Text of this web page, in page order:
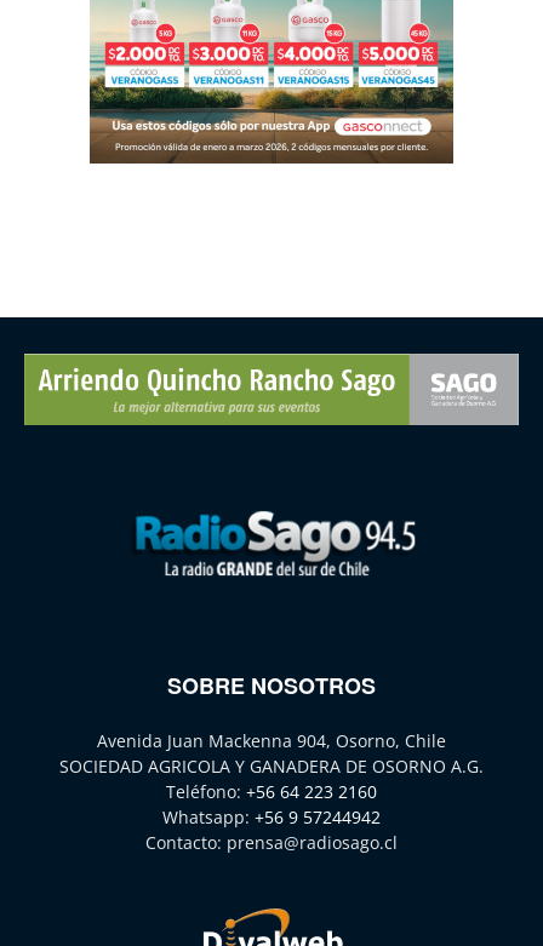
SOBRE NOSOTROS
Avenida Juan Mackenna 904, Osorno, Chile
SOCIEDAD AGRICOLA Y GANADERA DE OSORNO A.G.
Teléfono: +56 64 223 2160
Whatsapp: +56 9 57244942
Contacto: prensa@radiosago.cl